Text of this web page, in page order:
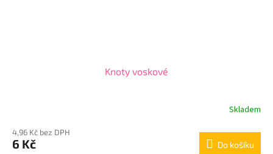
Knoty voskové
Skladem
4,96 Kč bez DPH
6 Kč Do košíku